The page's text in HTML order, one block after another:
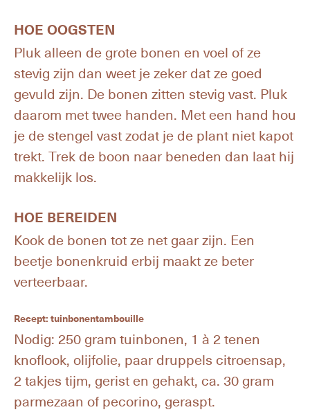
HOE OOGSTEN
Pluk alleen de grote bonen en voel of ze
stevig zijn dan weet je zeker dat ze goed
gevuld zijn. De bonen zitten stevig vast. Pluk
daarom met twee handen. Met een hand hou
je de stengel vast zodat je de plant niet kapot
trekt. Trek de boon naar beneden dan laat hij
makkelijk los.
HOE BEREIDEN
Kook de bonen tot ze net gaar zijn. Een
beetje bonenkruid erbij maakt ze beter
verteerbaar.
Recept: tuinbonentambouille
Nodig: 250 gram tuinbonen, 1 à 2 tenen
knoflook, olijfolie, paar druppels citroensap,
2 takjes tijm, gerist en gehakt, ca. 30 gram
parmezaan of pecorino, geraspt.